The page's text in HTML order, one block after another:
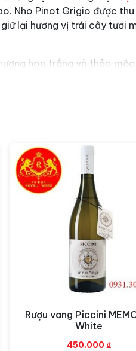
Nho Pinot Grigio được
lại hương vị trái cây tươi
hoa trắng và thảo
với hậu vị kéo dài và thanh
Thưởng thức rượu ở nhiệt
Xem nhanh
Rượu vang Piccini
White
450.000 ₫